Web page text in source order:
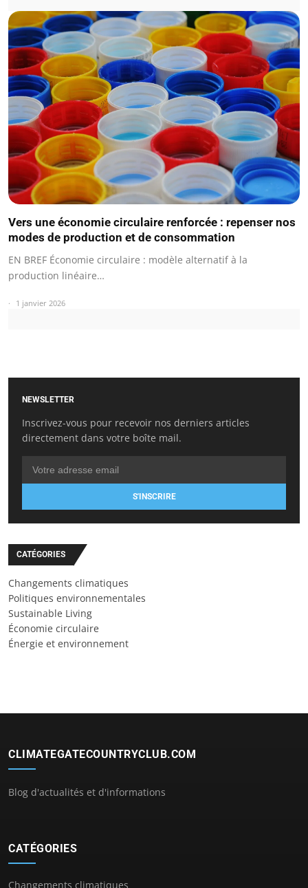
Vers une économie circulaire renforcée : repenser nos
modes de production et de consommation
EN BREF Économie circulaire : modèle alternatif à la
production linéaire…
1 janvier 2026
NEWSLETTER
Inscrivez-vous pour recevoir nos derniers articles
directement dans votre boîte mail.
S'INSCRIRE
CATÉGORIES
Changements climatiques
Politiques environnementales
Sustainable Living
Économie circulaire
Énergie et environnement
CLIMATEGATECOUNTRYCLUB.COM
Blog d'actualités et d'informations
CATÉGORIES
Changements climatiques